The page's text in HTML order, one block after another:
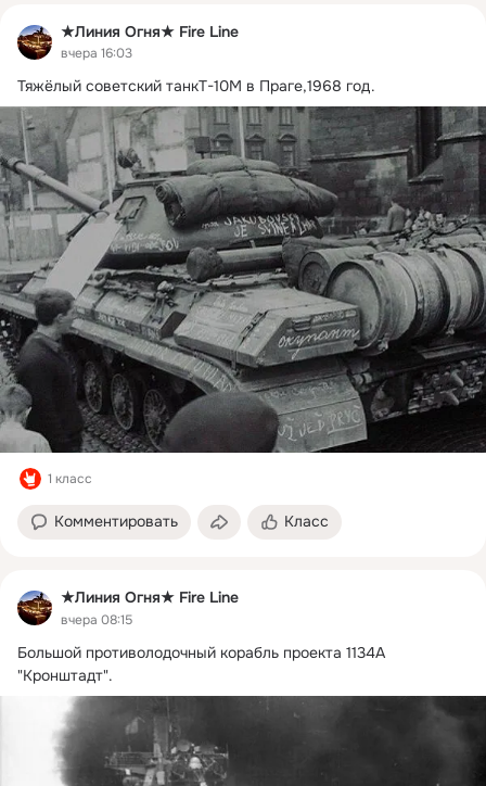
★Линия Огня★ Fire Line
вчера 16:03
Тяжёлый советский танкТ-10М в Праге,1968 год.
1 класс
Комментировать Класс
★Линия Огня★ Fire Line
вчера 08:15
Большой противолодочный корабль проекта 1134А
"Кронштадт".